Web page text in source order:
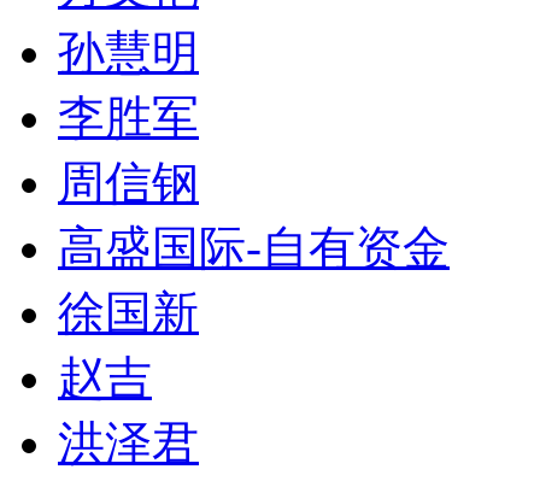
孙慧明
李胜军
周信钢
高盛国际-自有资金
徐国新
赵吉
洪泽君